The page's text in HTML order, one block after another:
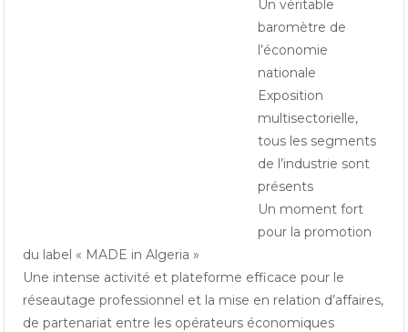
Un véritable
baromètre de
l’économie
nationale
Exposition
multisectorielle,
tous les segments
de l’industrie sont
présents
Un moment fort
pour la promotion
du label « MADE in Algeria »
Une intense activité et plateforme efficace pour le
réseautage professionnel et la mise en relation d’affaires,
de partenariat entre les opérateurs économiques